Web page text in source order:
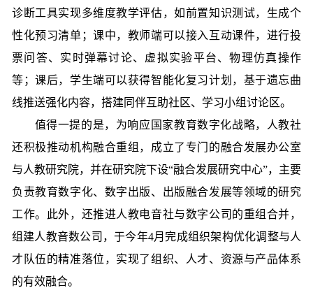
诊断工具实现多维度教学评估，如前置知识测试，生成个
性化预习清单；课中，教师端可以接入互动课件，进行投
票问答、实时弹幕讨论、虚拟实验平台、物理仿真操作
等；课后，学生端可以获得智能化复习计划，基于遗忘曲
线推送强化内容，搭建同伴互助社区、学习小组讨论区。
值得一提的是，为响应国家教育数字化战略，人教社
还积极推动机构融合重组，成立了专门的融合发展办公室
与人教研究院，并在研究院下设“融合发展研究中心”，主要
负责教育数字化、数字出版、出版融合发展等领域的研究
工作。此外，还推进人教电音社与数字公司的重组合并，
组建人教音数公司，于今年4月完成组织架构优化调整与人
才队伍的精准落位，实现了组织、人才、资源与产品体系
的有效融合。